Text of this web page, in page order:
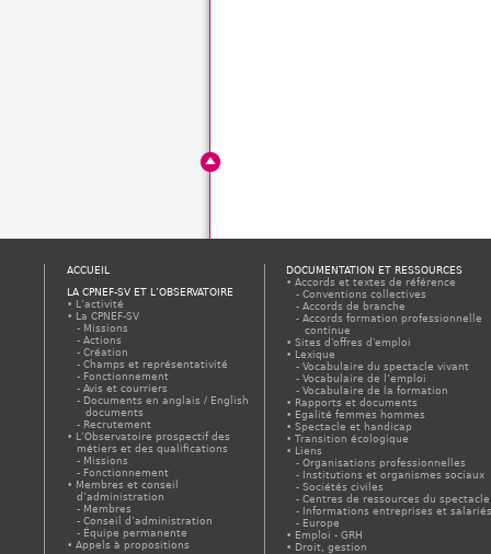
ACCUEIL
LA CPNEF-SV ET L’OBSERVATOIRE
L’activité
La CPNEF-SV
Missions
Actions
Création
Champs et représentativité
Fonctionnement
Avis et courriers
Documents en anglais / English
documents
Recrutement
L’Observatoire prospectif des
métiers et des qualifications
Missions
Fonctionnement
Membres et conseil
d’administration
Membres
Conseil d’administration
Équipe permanente
Appels à propositions
DOCUMENTATION ET RESSOURCES
Accords et textes de référence
Conventions collectives
Accords de branche
Accords formation professionnelle
continue
Sites d'offres d'emploi
Lexique
Vocabulaire du spectacle vivant
Vocabulaire de l’emploi
Vocabulaire de la formation
Rapports et documents
Egalité femmes hommes
Spectacle et handicap
Transition écologique
Liens
Organisations professionnelles
Institutions et organismes sociaux
Sociétés civiles
Centres de ressources du spectacle
Informations entreprises et
Europe
Emploi - GRH
Droit, gestion